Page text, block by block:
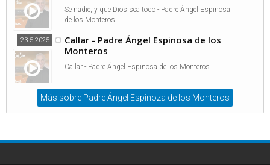
Se nadie, y que Dios sea todo - Padre Ángel Espinosa
de los Monteros
Callar - Padre Ángel Espinosa de los
Monteros
23-5-2025
Callar - Padre Ángel Espinosa de los Monteros
Más sobre Padre Ángel Espinoza de los Monteros